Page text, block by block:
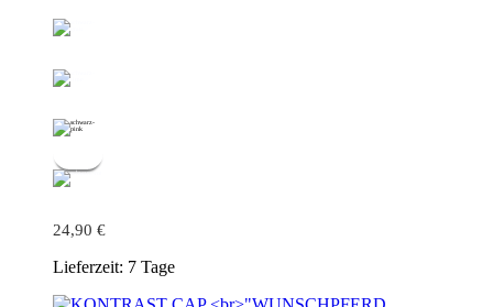
24,90 €
Lieferzeit: 7 Tage